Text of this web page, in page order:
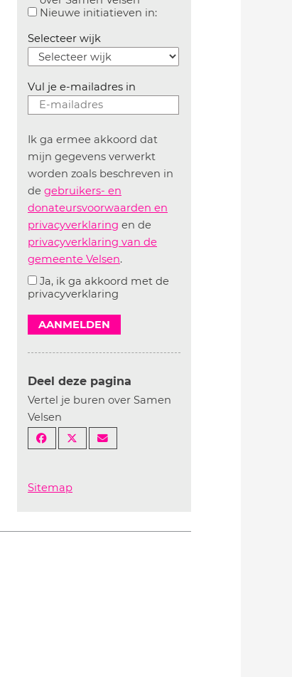
Aanvinken om belangrijke informatie over
Nieuwe initiatieven in:Aanvinken om
Selecteer wijk
Vul je e-mailadres in
Ik ga ermee akkoord dat
mijn gegevens verwerkt
worden zoals beschreven in
de gebruikers- en
donateursvoorwaarden en
privacyverklaring en de
privacyverklaring van de
gemeente Velsen.
Ja, ik ga akkoord met de
privacyverklaring
AANMELDEN
Deel deze pagina
Vertel je buren over Samen
Velsen
Sitemap